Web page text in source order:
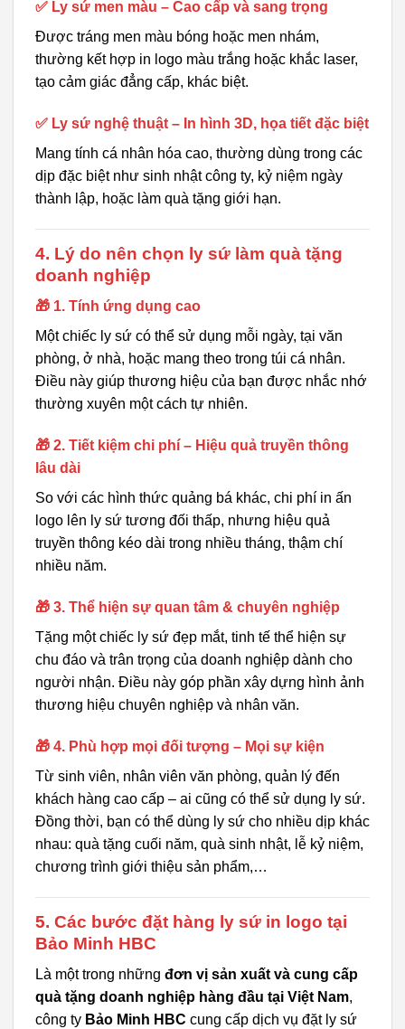
✅ Ly sứ men màu – Cao cấp và sang trọng
Được tráng men màu bóng hoặc men nhám,
thường kết hợp in logo màu trắng hoặc khắc laser,
tạo cảm giác đẳng cấp, khác biệt.
✅ Ly sứ nghệ thuật – In hình 3D, họa tiết đặc biệt
Mang tính cá nhân hóa cao, thường dùng trong các
dịp đặc biệt như sinh nhật công ty, kỷ niệm ngày
thành lập, hoặc làm quà tặng giới hạn.
4. Lý do nên chọn ly sứ làm quà tặng
doanh nghiệp
🎁 1. Tính ứng dụng cao
Một chiếc ly sứ có thể sử dụng mỗi ngày, tại văn
phòng, ở nhà, hoặc mang theo trong túi cá nhân.
Điều này giúp thương hiệu của bạn được nhắc nhớ
thường xuyên một cách tự nhiên.
🎁 2. Tiết kiệm chi phí – Hiệu quả truyền thông
lâu dài
So với các hình thức quảng bá khác, chi phí in ấn
logo lên ly sứ tương đối thấp, nhưng hiệu quả
truyền thông kéo dài trong nhiều tháng, thậm chí
nhiều năm.
🎁 3. Thể hiện sự quan tâm & chuyên nghiệp
Tặng một chiếc ly sứ đẹp mắt, tinh tế thể hiện sự
chu đáo và trân trọng của doanh nghiệp dành cho
người nhận. Điều này góp phần xây dựng hình ảnh
thương hiệu chuyên nghiệp và nhân văn.
🎁 4. Phù hợp mọi đối tượng – Mọi sự kiện
Từ sinh viên, nhân viên văn phòng, quản lý đến
khách hàng cao cấp – ai cũng có thể sử dụng ly sứ.
Đồng thời, bạn có thể dùng ly sứ cho nhiều dịp khác
nhau: quà tặng cuối năm, quà sinh nhật, lễ kỷ niệm,
chương trình giới thiệu sản phẩm,…
5. Các bước đặt hàng ly sứ in logo tại
Bảo Minh HBC
Là một trong những đơn vị sản xuất và cung cấp
quà tặng doanh nghiệp hàng đầu tại Việt Nam,
công ty Bảo Minh HBC cung cấp dịch vụ đặt ly sứ